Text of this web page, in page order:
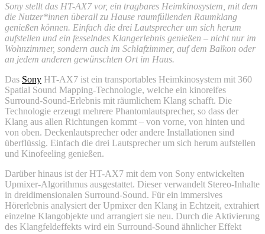
Sony stellt das HT-AX7 vor, ein tragbares Heimkinosystem, mit dem
die Nutzer*innen überall zu Hause raumfüllenden Raumklang
genießen können. Einfach die drei Lautsprecher um sich herum
aufstellen und ein fesselndes Klangerlebnis genießen – nicht nur im
Wohnzimmer, sondern auch im Schlafzimmer, auf dem Balkon oder
an jedem anderen gewünschten Ort im Haus.
Das Sony HT-AX7 ist ein transportables Heimkinosystem mit 360
Spatial Sound Mapping-Technologie, welche ein kinoreifes
Surround-Sound-Erlebnis mit räumlichem Klang schafft. Die
Technologie erzeugt mehrere Phantomlautsprecher, so dass der
Klang aus allen Richtungen kommt – von vorne, von hinten und
von oben. Deckenlautsprecher oder andere Installationen sind
überflüssig. Einfach die drei Lautsprecher um sich herum aufstellen
und Kinofeeling genießen.
Darüber hinaus ist der HT-AX7 mit dem von Sony entwickelten
Upmixer-Algorithmus ausgestattet. Dieser verwandelt Stereo-Inhalte
in dreidimensionalen Surround-Sound. Für ein immersives
Hörerlebnis analysiert der Upmixer den Klang in Echtzeit, extrahiert
einzelne Klangobjekte und arrangiert sie neu. Durch die Aktivierung
des Klangfeldeffekts wird ein Surround-Sound ähnlicher Effekt